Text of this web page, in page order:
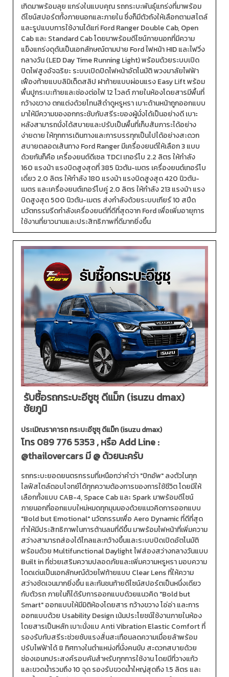
เกิดมาพร้อมลุย แกร่งในแบบคุณ รถกระบะพันธุ์แกร่งที่มาพร้อม
ดีไซน์สปอร์ตทั้งภายนอกและภายใน ซึ่งก็มีตัวถังให้เลือกตามสไตล์
และรูปแบบการใช้งานได้แก่ Ford Ranger Double Cab, Open
Cab และ Standard Cab โดยมาพร้อมดีไซน์ภายนอกที่มีความ
แข็งแกร่งดุดันเป็นเอกลักษณ์ตามปาย Ford ไฟหน้า HID และไฟวิ่ง
กลางวัน (LED Day Time Running Light) พร้อมด้วยระบบเปิด
ปิดไฟสูงอัจฉริยะ ระบบเปิดปิดไฟหน้าอัตโนมัติ พวงมาลัยไฟฟ้า
เฟืองท้ายแบบลิมิเต็ดสลิป ฝาท้ายแบบผ่อนแรง Easy Lift พร้อม
พื้นปูกระบะท้ายและช่องต่อไฟ 12 โวลต์ ภายในห้องโดยสารมีพื้นที่
กว้างขวาง ตกแต่งด้วยโทนสีดำดูหรูหรา เบาะด้านหน้าถูกออกแบบ
มาให้มีความของอกกระชับกับสรีระของผู้นั่งได้เป็นอย่างดี เบาะ
หลังสามารถนั่งได้สบายและปรับเป็นพื้นที่เก็บสัมภาระได้อย่าง
ง่ายดาย ให้ทุกการเดินทางและการบรรทุกเป็นไปได้อย่างสะดวก
สบายตลอดเส้นทาง Ford Ranger มีเครื่องยนต์ให้เลือก 3 แบบ
ด้วยกันก็คือ เครื่องยนต์ดีเซล TDCI เทอร์โบ 2.2 ลิตร ให้กำลัง
160 แรงม้า แรงบิดสูงสุดที่ 385 นิวตัน-เมตร เครื่องยนต์เทอร์โบ
เดี่ยว 2.0 ลิตร ให้กำลัง 180 แรงม้า แรงบิดสูงสุด 420 นิวตัน-
เมตร และเครื่องยนต์เทอร์โบคู่ 2.0 ลิตร ให้กำลัง 213 แรงม้า แรง
บิดสูงสุด 500 นิวตัน-เมตร ส่งกำลังด้วยระบบเกียร์ 10 สปีด
นวัตกรรมรีดกำลังเครื่องยนต์ที่ดีที่สุดจาก Ford เพื่อเพิ่มอายุการ
ใช้งานที่ยาวนานและประสิทธิภาพที่ดีมากยิ่งขึ้น
รับซื้อรถกระบะอีซูซุ ดีแม็ก (isuzu dmax)
ชัยภูมิ
ประเมิณราคารถ กระบะอีซูซุ ดีแม็ก (isuzu dmax)
โทร089 776 5353, หรือ Add Line :
@thailovercarsมี @ ด้วยนะครับ
รถกระบะยอดยนตรกรรมที่เหนือกว่าคำว่า "ปิกอัพ" ลงตัวในทุก
ไลฟ์สไตล์ตอบโจทย์ได้ทุกความต้องการของการใช้ชีวิต โดยมีให้
เลือกทั้งแบบ CAB-4, Space Cab และ Spark มาพร้อมดีไซน์
ภายนอกที่ออกแบบใหม่หมดทุกมุมมองด้วยแนวคิดการออกแบบ
"Bold but Emotional" นวัตกรรมเพื่อ Aero Dynamic ที่ดีที่สุด
ทำให้มีประสิทธิภาพในการต้านลมที่ดีขึ้น มาพร้อมไฟหน้าที่เพิ่มความ
สว่างสามารถส่องได้ไกลและกว้างขึ้นและระบบปิดเปิดอัตโนมัติ
พร้อมด้วย Multifunctional Daylight ไฟส่องสว่างกลางวันแบบ
Built in ที่ช่วยเสริมความปลอดภัยและเพิ่มความหรูหรา มอบความ
โดดเด่นเป็นเอกลักษณ์ด้วยไฟท้ายแบบ Clear Lens ที่ให้ความ
สว่างชัดเจนมากยิ่งขึ้น และกันชนท้ายดีไซน์สปอร์ตเป็นหนึ่งเดียว
กับตัวรถ ภายในก็ได้รับการออกแบบด้วยแนวคิด "Bold but
Smart" ออกแบบให้มีมิติห้องโดยสาร กว้างขวาง โอ่อ่า และการ
ออกแบบด้วย Usability Design เน้นประโยชน์ใช้งานภายในห้อง
โดยสารเป็นหลัก เบาะนั่งแบ Anti Vibration Elastic Comfort ที่
รองรับกับสรีระช่วยซับแรงสั่นสะเทือนลดความเมื่อยล้าพร้อม
ปรับไฟฟ้าได้ 8 ทิศทางในตำแหน่งที่นั่งคนขับ สะดวกสบายด้วย
ช่องเอนกประสงค์รอบคันสำหรับทุกการใช้งาน โดยมีที่วางแก้ว
และขวดน้ำรวมถึง 10 จุด รองรับขวดน้ำใหญ่สุดถึง 1.5 ลิตร และ